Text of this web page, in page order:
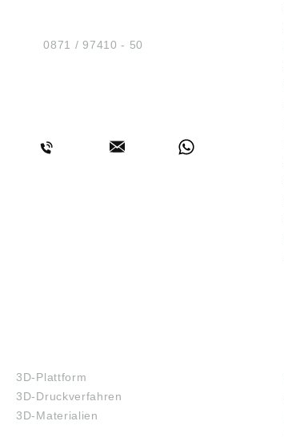
Tel.:0871 / 97410 - 50
3D-Plattform
3D-Druckverfahren
3D-Materialien